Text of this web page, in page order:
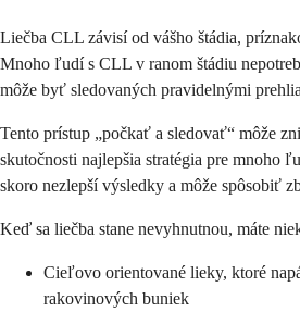
Liečba CLL závisí od vášho štádia,
Mnoho ľudí s CLL v ranom štádiu
môže byť sledovaných pravidelnými
Tento prístup „počkať a sledovať“ môže
skutočnosti najlepšia stratégia pre mnoho
skoro nezlepší výsledky a môže spôsobiť
Keď sa liečba stane nevyhnutnou, máte
Cieľovo orientované lieky, ktoré
rakovinových buniek